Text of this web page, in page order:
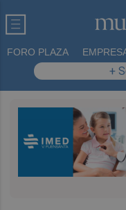
FORO PLAZA
+